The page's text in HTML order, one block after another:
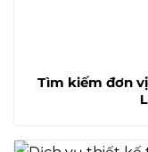
Tìm kiếm đơn